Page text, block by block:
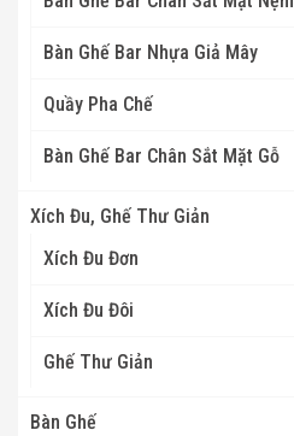
Bàn Ghế Bar Nhựa Giả Mây
Quầy Pha Chế
Bàn Ghế Bar Chân Sắt Mặt Gỗ
Xích Đu, Ghế Thư Giản
Xích Đu Đơn
Xích Đu Đôi
Ghế Thư Giản
Bàn Ghế